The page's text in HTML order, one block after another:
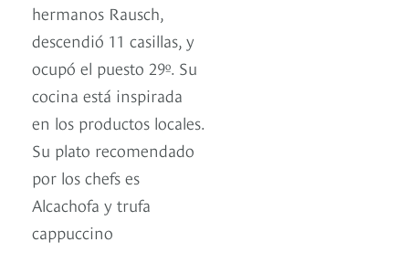
hermanos Rausch,
descendió 11 casillas, y
ocupó el puesto 29º. Su
cocina está inspirada
en los productos locales.
Su plato recomendado
por los chefs es
Alcachofa y trufa
cappuccino